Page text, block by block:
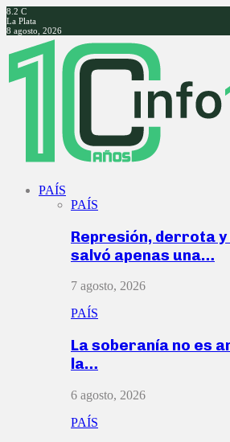
8.2 C
La Plata
8 agosto, 2026
Facebook
Twitter
Instagram
Youtube
PAÍS
PAÍS
Represión, derrota
salvó apenas una…
7 agosto, 2026
PAÍS
La soberanía no es
la…
6 agosto, 2026
PAÍS